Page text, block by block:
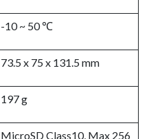
-10 ~ 50 ℃
73.5 x 75 x 131.5 mm
197 g
MicroSD Class10, Max 256